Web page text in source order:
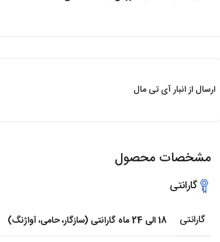
ارسال از انبار آی تی مال
مشخصات محصول
گارانتی
گارانتی 18 الی 24 ماه گارانتی (سازگار، حامی، آواژنگ)